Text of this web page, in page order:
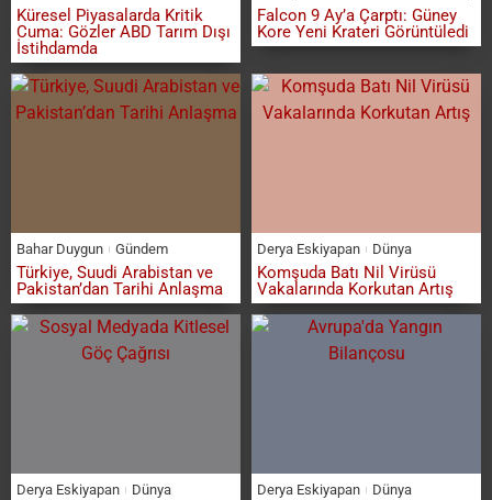
Küresel Piyasalarda Kritik
Cuma: Gözler ABD Tarım Dışı
İstihdamda
Falcon 9 Ay’a Çarptı: Güney
Kore Yeni Krateri Görüntüledi
Bahar Duygun Gündem
Türkiye, Suudi Arabistan ve
Pakistan’dan Tarihi Anlaşma
Derya Eskiyapan Dünya
Komşuda Batı Nil Virüsü
Vakalarında Korkutan Artış
Derya Eskiyapan Dünya Derya Eskiyapan Dünya